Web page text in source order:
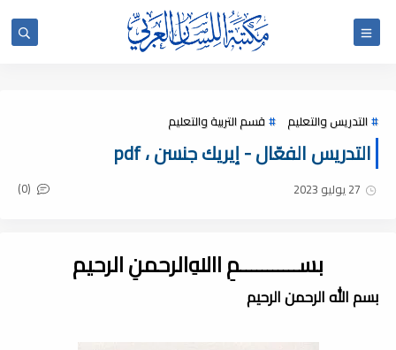
التدريس والتعليم قسم التربية والتعليم
التدريس الفعّال - إيريك جنسن ، pdf
27 يوليو 2023 (0)
بســـــــــــمِ اﷲِالرحمنِ الرحيم
بسم الله الرحمن الرحيم